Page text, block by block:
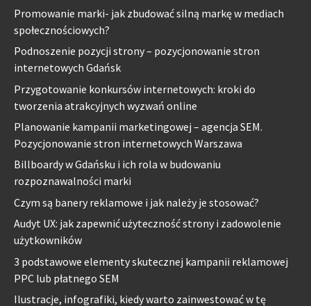
Promowanie marki- jak zbudować silną markę w mediach
społecznościowych?
Podnoszenie pozycji strony – pozycjonowanie stron
internetowych Gdańsk
Przygotowanie konkursów internetowych: kroki do
tworzenia atrakcyjnych wyzwań online
Planowanie kampanii marketingowej – agencja SEM.
Pozycjonowanie stron internetowych Warszawa
Billboardy w Gdańsku i ich rola w budowaniu
rozpoznawalności marki
Czym są banery reklamowe i jak należy je stosować?
Audyt UX: jak zapewnić użyteczność strony i zadowolenie
użytkowników
3 podstawowe elementy skutecznej kampanii reklamowej
PPC lub płatnego SEM
Ilustracje, infografiki, kiedy warto zainwestować w tę